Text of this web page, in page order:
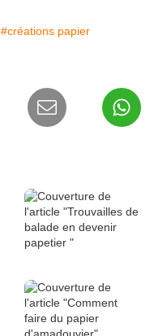
#créations papier